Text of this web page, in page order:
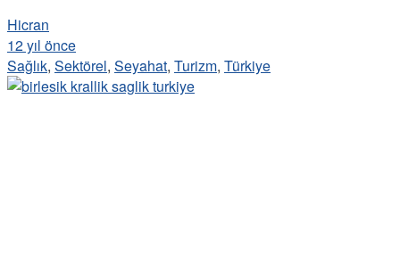
Hicran
12 yıl önce
Sağlık, Sektörel, Seyahat, Turizm, Türkiye